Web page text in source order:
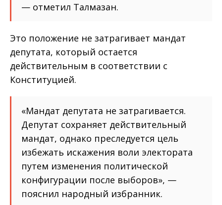
— отметил Талмазан.
Это положение не затрагивает мандат
депутата, который остается
действительным в соответствии с
Конституцией.
«Мандат депутата не затрагивается.
Депутат сохраняет действительный
мандат, однако преследуется цель
избежать искажения воли электората
путем изменения политической
конфигурации после выборов», —
пояснил народный избранник.